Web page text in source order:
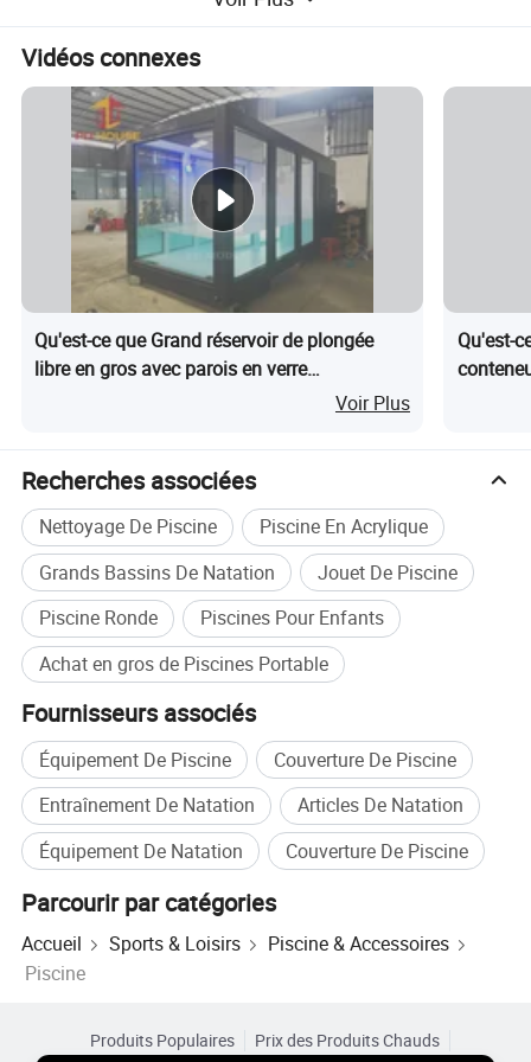
Vidéos connexes
Qu'est-ce que Grand réservoir de plongée
libre en gros avec parois en verre
transparent, réservoir en acrylique pourVoir Plus
Qu'est-
Recherches associées
Nettoyage De Piscine
Piscine En Acrylique
Grands Bassins De Natation
Jouet De Piscine
Piscine Ronde
Piscines Pour Enfants
Achat en gros de Piscines Portable
Fournisseurs associés
Équipement De Piscine
Couverture De Piscine
Entraînement De Natation
Articles De Natation
Équipement De Natation
Couverture De Piscine
Parcourir par catégories
Accueil Sports & Loisirs
Piscine & Accessoires
Piscine
Produits Populaires
Prix des Produits Chauds